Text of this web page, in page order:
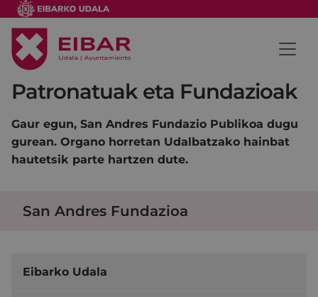
Patronatuak eta Fundazioak
Gaur egun, San Andres Fundazio Publikoa dugu
gurean. Organo horretan Udalbatzako hainbat
hautetsik parte hartzen dute.
San Andres Fundazioa
Eibarko Udala